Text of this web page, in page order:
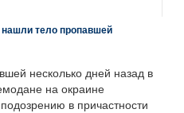
нашли тело пропавшей
несколько дней назад в
на окраине
в причастности